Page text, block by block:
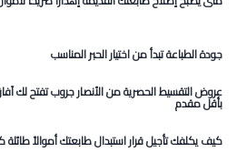
جودة الطباعة تبدأ من اختيار الحبر المناسب
عروض التقسيط الحصرية من الأنصار جروب تفتح لك
بأقل مقدم
كيف يكلفك تأجيل قرار استبدال طابعتك أموالاً